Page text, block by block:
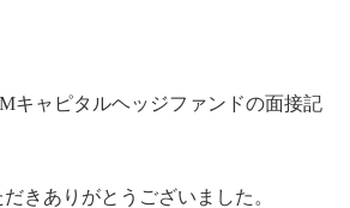
キャピタルヘッジファンドの面接記
きありがとうございました。